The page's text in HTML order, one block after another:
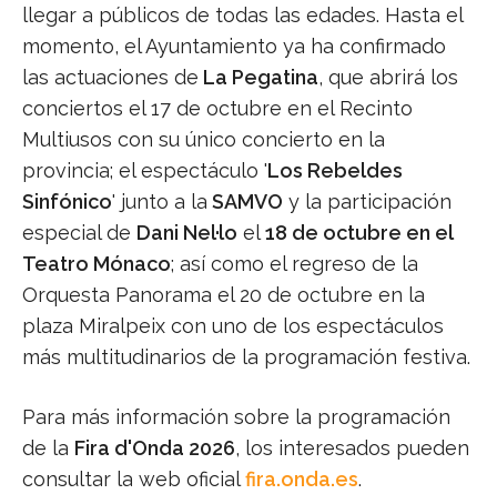
llegar a públicos de todas las edades. Hasta el
momento, el Ayuntamiento ya ha confirmado
las actuaciones de La Pegatina, que abrirá los
conciertos el 17 de octubre en el Recinto
Multiusos con su único concierto en la
provincia; el espectáculo 'Los Rebeldes
Sinfónico' junto a la SAMVO y la participación
especial de Dani Nel·lo el18 de octubre en el
Teatro Mónaco; así como el regreso de la
Orquesta Panorama el 20 de octubre en la
plaza Miralpeix con uno de los espectáculos
más multitudinarios de la programación festiva.
Para más información sobre la programación
de la Fira d'Onda 2026, los interesados pueden
consultar la web oficialfira.onda.es.